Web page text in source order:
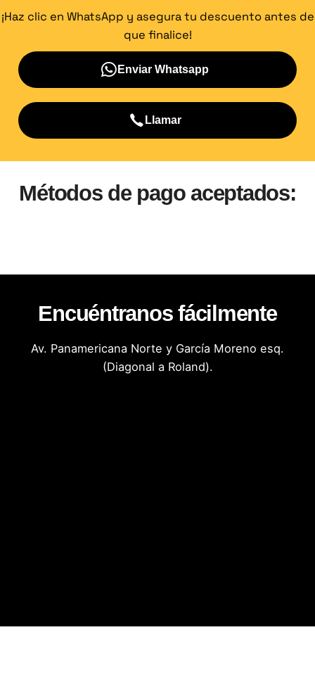
¡Haz clic en WhatsApp y asegura tu descuento antes de
que finalice!
Enviar Whatsapp
Llamar
Métodos de pago aceptados:
Encuéntranos fácilmente
Av. Panamericana Norte y García Moreno esq.
(Diagonal a Roland).